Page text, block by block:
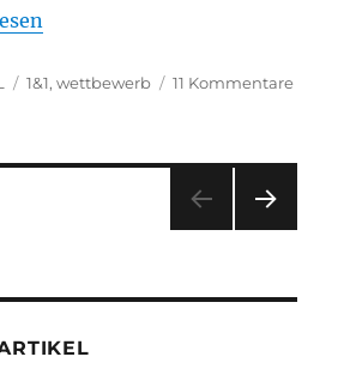
für Bestandskunden“
Schlagwörter
1&1,wettbewerb 11 Kommentarezu
E